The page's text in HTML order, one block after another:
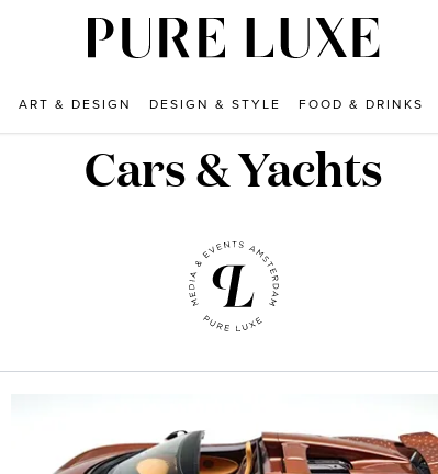
ART & DESIGN DESIGN & STYLE FOOD & DRINKS
Cars & Yachts